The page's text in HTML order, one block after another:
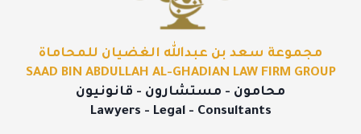
مجموعة سعد بن عبدالله الغضيان للمحاماة
SAAD BIN ABDULLAH AL-GHADIAN LAW FIRM GROUP
محامون - مستشارون - قانونيون
Lawyers - Legal - Consultants